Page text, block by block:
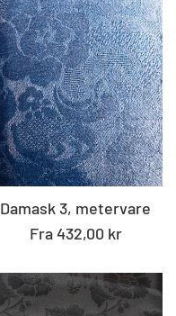
Damask 3, metervare
Fra 432,00 kr